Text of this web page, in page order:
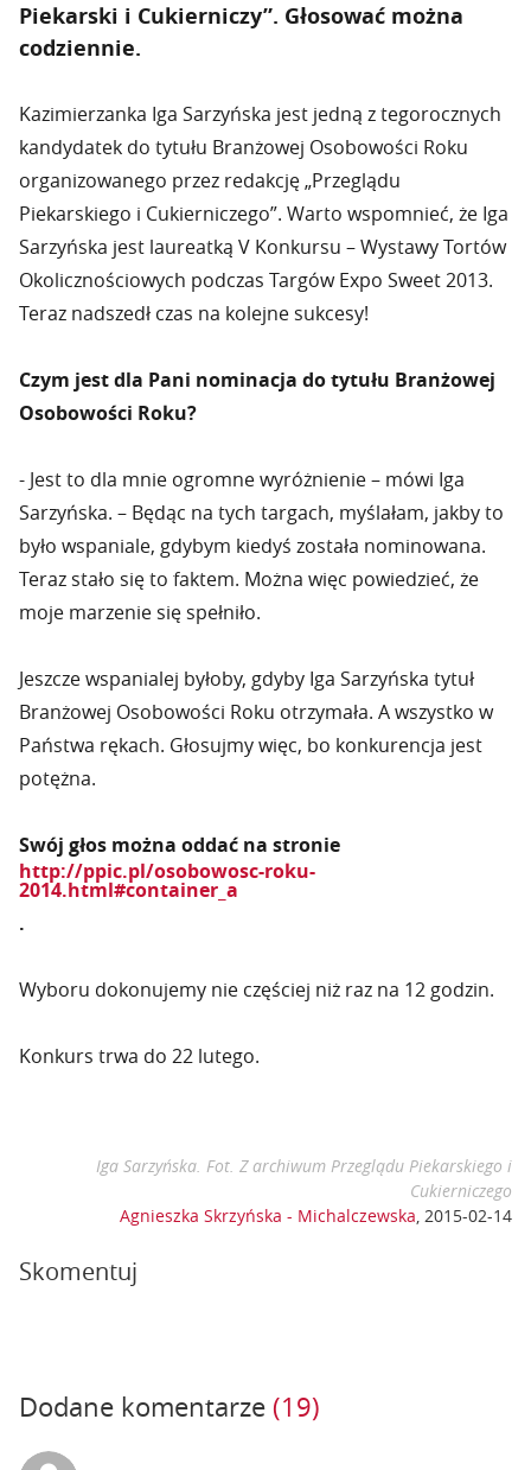
Piekarski i Cukierniczy”. Głosować można
codziennie.
Kazimierzanka Iga Sarzyńska jest jedną z tegorocznych
kandydatek do tytułu Branżowej Osobowości Roku
organizowanego przez redakcję „Przeglądu
Piekarskiego i Cukierniczego”. Warto wspomnieć, że Iga
Sarzyńska jest laureatką V Konkursu – Wystawy Tortów
Okolicznościowych podczas Targów Expo Sweet 2013.
Teraz nadszedł czas na kolejne sukcesy!
Czym jest dla Pani nominacja do tytułu Branżowej
Osobowości Roku?
- Jest to dla mnie ogromne wyróżnienie – mówi Iga
Sarzyńska. – Będąc na tych targach, myślałam, jakby to
było wspaniale, gdybym kiedyś została nominowana.
Teraz stało się to faktem. Można więc powiedzieć, że
moje marzenie się spełniło.
Jeszcze wspanialej byłoby, gdyby Iga Sarzyńska tytuł
Branżowej Osobowości Roku otrzymała. A wszystko w
Państwa rękach. Głosujmy więc, bo konkurencja jest
potężna.
Swój głos można oddać na stronie
http://ppic.pl/osobowosc-roku-
2014.html#container_a
.
Wyboru dokonujemy nie częściej niż raz na 12 godzin.
Konkurs trwa do 22 lutego.
Iga Sarzyńska. Fot. Z archiwum Przeglądu Piekarskiego i
Cukierniczego
Agnieszka Skrzyńska - Michalczewska, 2015-02-14
Skomentuj
Dodane komentarze (19)